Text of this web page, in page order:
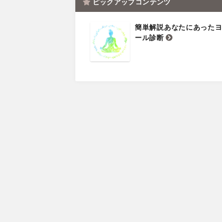
ピックアップコンテンツ
簡単解説あなたにあった
ール診断